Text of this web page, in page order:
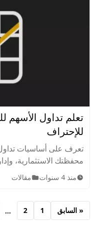
للإحتراف
تعرف على أساسيات تداول
محفظتك الاستثمارية،
الاستراتيجيات والنصائح
منذ 4 سنوات مقالات
« السابق 1
2
...